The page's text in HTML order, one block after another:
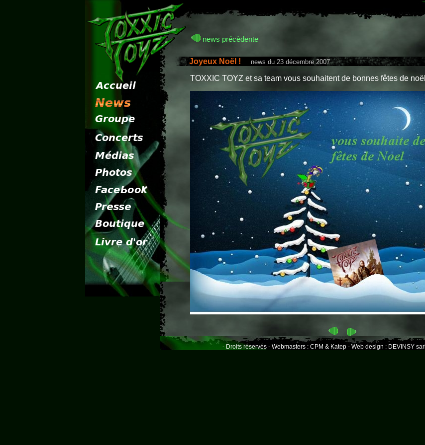
news précèdente
Joyeux Noël ! news du 23 décembre 2007
TOXXIC TOYZ et sa team vous souhaitent de bonnes fêtes de
- Droits réservés - Webmasters : CPM & Katep - Web design : DEVINSY